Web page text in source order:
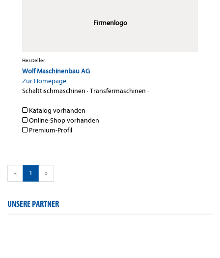
Firmenlogo
Hersteller
Wolf Maschinenbau AG
Zur Homepage
Schalttischmaschinen ·Transfermaschinen ·
Katalog vorhanden
Online-Shop vorhanden
Premium-Profil
« 1 »
UNSERE PARTNER